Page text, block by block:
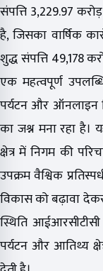
संपत्ति ₹3,229.97
है, जिसका वार्षिक
शुद्ध संपत्ति ₹49,178
एक महत्वपूर्ण
पर्यटन और ऑनलाइन
का जश्न मना रहा है।
क्षेत्र में निगम की
उपक्रम वैश्विक
विकास को बढ़ावा देकर
स्थिति
पर्यटन और आतिथ्य